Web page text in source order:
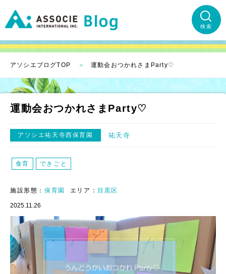
検索
アソシエブログTOP 運動会おつかれさまParty♡
運動会おつかれさまParty♡
アソシエ祐天寺西保育園 祐天寺
食育 できごと
施設形態： 保育園 エリア： 目黒区
2025.11.26